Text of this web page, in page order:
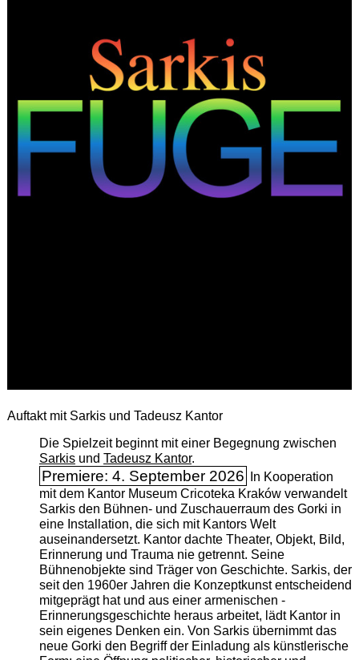
Auftakt mit Sarkis und Tadeusz Kantor
Die Spielzeit beginnt mit einer Begegnung zwischen
Sarkisund Tadeusz Kantor.
Premiere: 4. September 2026
In Kooperation
mit dem Kantor Museum Cricoteka Kraków verwandelt
Sarkis den Bühnen- und Zuschauerraum des Gorki in
eine Installation, die sich mit Kantors Welt
auseinandersetzt. Kantor dachte Theater, Objekt, Bild,
Erinnerung und Trauma nie getrennt. Seine
Bühnenobjekte sind Träger von Geschichte. Sarkis, der
seit den 1960er Jahren die Konzeptkunst entscheidend
mitgeprägt hat und aus einer armenischen ­
Erinnerungsgeschichte heraus arbeitet, lädt Kantor in
sein eigenes Denken ein. Von Sarkis übernimmt das
neue Gorki den Begriff der Einladung als künstlerische